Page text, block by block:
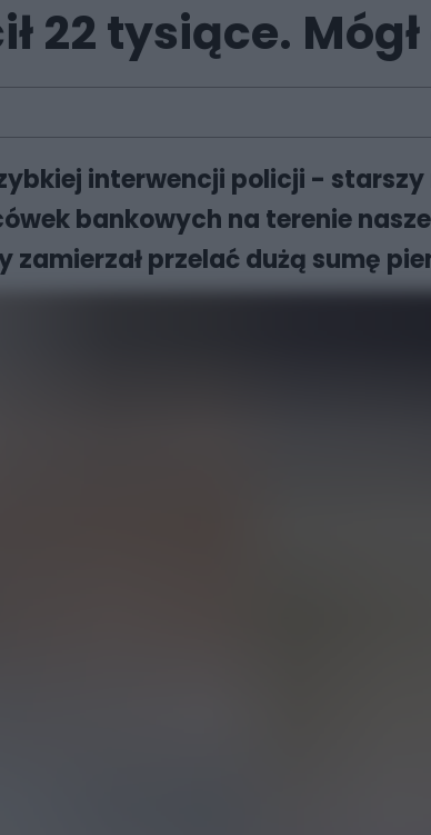
22 tysiące.
interwencji policji - starszy
bankowych na terenie
przelać dużą sumę